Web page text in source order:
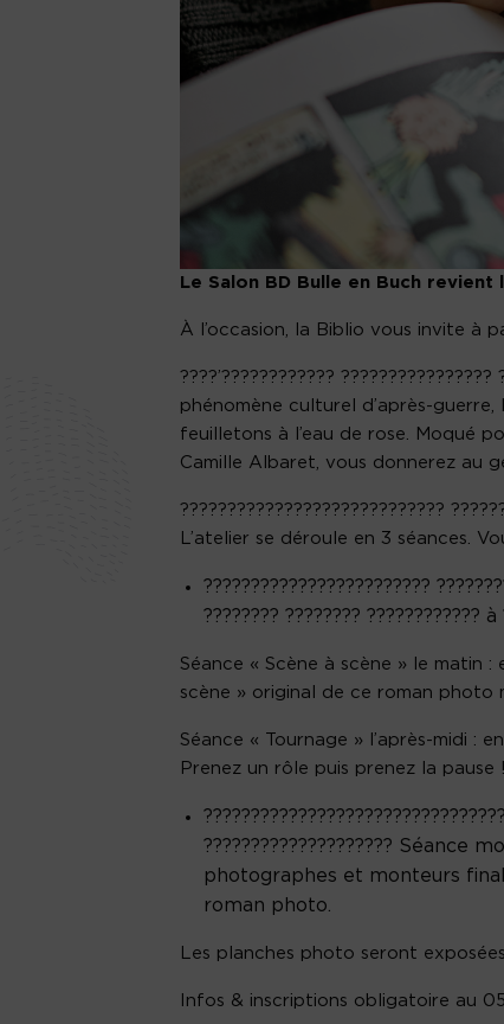
Le Salon BD Bulle en Buch
À l’occasion, la Biblio vous invite à
????’????????????
phénomène culturel d’après-
feuilletons à l’eau de rose. Moqué
Camille Albaret, vous donnerez au
????????????????????????????
L’atelier se déroule en 3 séances.
????????????????????????
???????? ???????? ???????????? à
Séance « Scène à scène » le matin
scène » original de ce roman photo
Séance « Tournage » l’après-midi :
Prenez un rôle puis prenez la pause !
????????????????????
photographes et monteurs
roman photo.
Les planches photo seront
Infos & inscriptions obligatoire au